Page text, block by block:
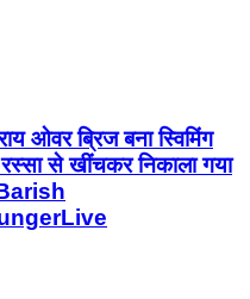
ओवर ब्रिज बना स्विमिंग
से खींचकर निकाला गया